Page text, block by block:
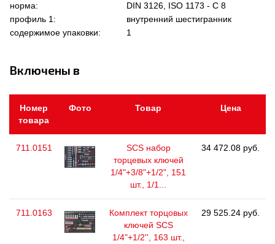
норма:
DIN 3126, ISO 1173 - C 8
профиль 1:
внутренний шестигранник
содержимое упаковки:
1
Включены в
Номер
товара
Фото Товар Цена
711.0151
SCS набор
торцевых ключей
1/4"+3/8"+1/2", 151
шт., 1/1...
34 472.08 руб.
711.0163
Комплект торцовых
ключей SCS
1/4"+1/2'', 163 шт.,
29 525.24 руб.